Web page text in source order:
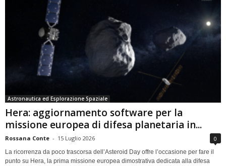
Astronautica ed Esplorazione Spaziale
Hera: aggiornamento software per la
missione europea di difesa planetaria in...
Rossana Conte - 15 Luglio 2026 0
La ricorrenza da poco trascorsa dell’Asteroid Day offre l’occasione per fare il
punto su Hera, la prima missione europea dimostrativa dedicata alla difesa